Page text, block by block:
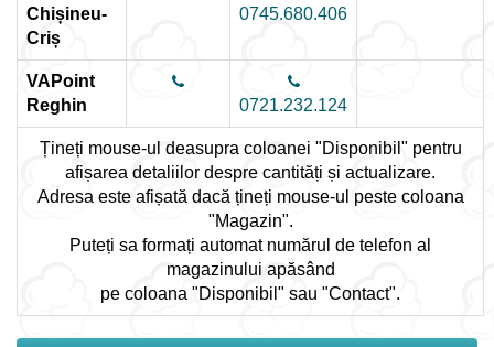
Chișineu-
Criș
0745.680.406
VAPoint
Reghin
0721.232.124
Țineți mouse-ul deasupra coloanei "Disponibil" pentru
afișarea detaliilor despre cantități și actualizare.
Adresa este afișată dacă țineți mouse-ul peste coloana
"Magazin".
Puteți sa formați automat numărul de telefon al
magazinului apăsând
pe coloana "Disponibil" sau "Contact".